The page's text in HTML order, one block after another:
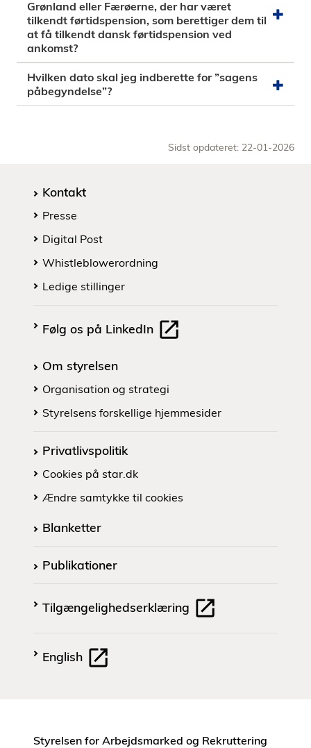
Grønland eller Færøerne, der har været
tilkendt førtidspension, som berettiger dem til
at få tilkendt dansk førtidspension ved
ankomst?
Hvilken dato skal jeg indberette for ”sagens
påbegyndelse”?
Sidst opdateret: 22-01-2026
Kontakt
Presse
Digital Post
Whistleblowerordning
Ledige stillinger
Følg os på LinkedIn
Om styrelsen
Organisation og strategi
Styrelsens forskellige hjemmesider
Privatlivspolitik
Cookies på star.dk
Ændre samtykke til cookies
Blanketter
Publikationer
Tilgængelighedserklæring
English
Styrelsen for Arbejdsmarked og Rekruttering